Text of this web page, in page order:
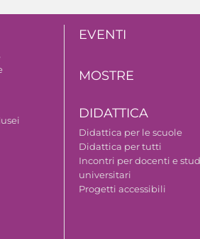
EVENTI
MOSTRE
DIDATTICA
Didattica per le scuole
Didattica per tutti
Incontri per docenti e
universitari
Progetti accessibili